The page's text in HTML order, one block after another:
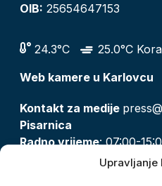
Upravljanje
OIB: 25654647153
24.3°C
25.0°C
Web kamere u Karlovcu
Kontakt za medije
Pisarnica
Radno vrijeme: 07:00-